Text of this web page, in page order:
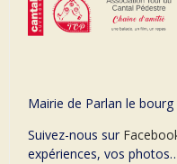
Mairie de Parlan le bourg
Suivez-nous sur
expériences, vos